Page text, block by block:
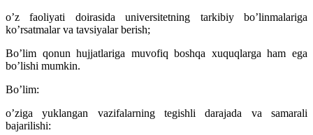
oʼz faoliyati doirasida universitetning tarkibiy boʼlinmalariga
koʼrsatmalar va tavsiyalar berish;
Boʼlim qonun hujjatlariga muvofiq boshqa xuquqlarga ham ega
boʼlishi mumkin.
Boʼlim:
oʼziga yuklangan vazifalarning tegishli darajada va samarali
bajarilishi: